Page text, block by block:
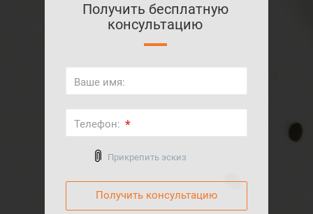
Получить бесплатную
консультацию
Ваше имя:
Телефон: *
Прикрепить эскиз
Выберите файл